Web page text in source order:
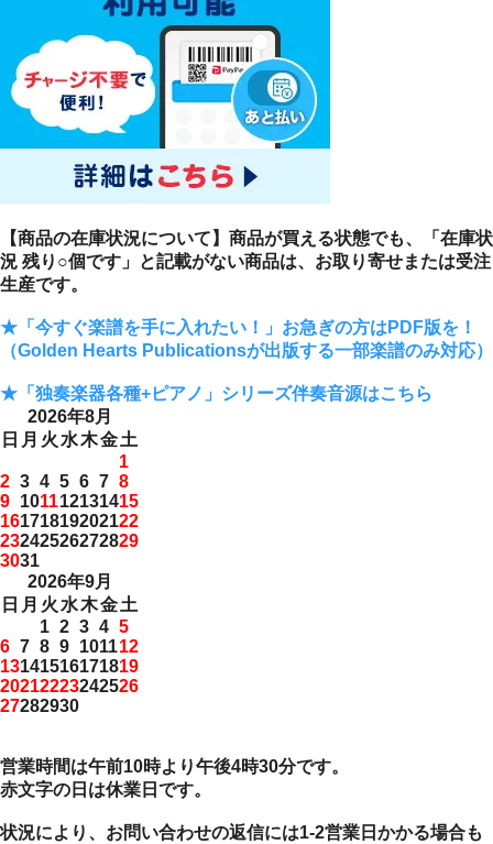
【商品の在庫状況について】商品が買える状態でも、「在庫状
況 残り○個です」と記載がない商品は、お取り寄せまたは受注
生産です。
★「今すぐ楽譜を手に入れたい！」お急ぎの方はPDF版を！
（Golden Hearts Publicationsが出版する一部楽譜のみ対応）
★「独奏楽器各種+ピアノ」シリーズ伴奏音源はこちら
2026年8月
日 月 火 水木金土
1
2 3 4 5 6 7 8
9 101112131415
16171819202122
23242526272829
3031
2026年9月
日 月 火 水木金土
1 2 3 4 5
6 7 8 9 101112
13141516171819
20212223242526
27282930
営業時間は午前10時より午後4時30分です。
赤文字の日は休業日です。
状況により、お問い合わせの返信には1-2営業日かかる場合も